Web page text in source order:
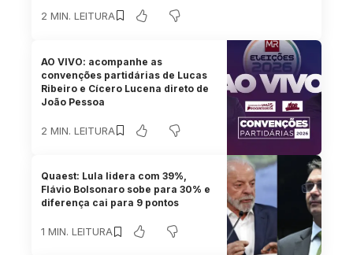
2 MIN. LEITURA
AO VIVO: acompanhe as
convenções partidárias de Lucas
Ribeiro e Cícero Lucena direto de
João Pessoa
2 MIN. LEITURA
Quaest: Lula lidera com 39%,
Flávio Bolsonaro sobe para 30% e
diferença cai para 9 pontos
1 MIN. LEITURA